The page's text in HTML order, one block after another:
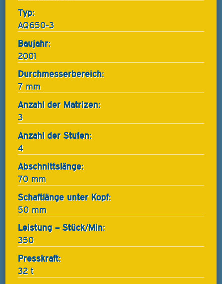
Typ:
AQ650-3
Baujahr:
2001
Durchmesserbereich:
7 mm
Anzahl der Matrizen:
3
Anzahl der Stufen:
4
Abschnittslänge:
70 mm
Schaftlänge unter Kopf:
50 mm
Leistung – Stück/Min:
350
Presskraft:
32 t